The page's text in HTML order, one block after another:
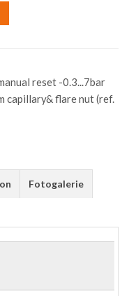
Fotogalerie